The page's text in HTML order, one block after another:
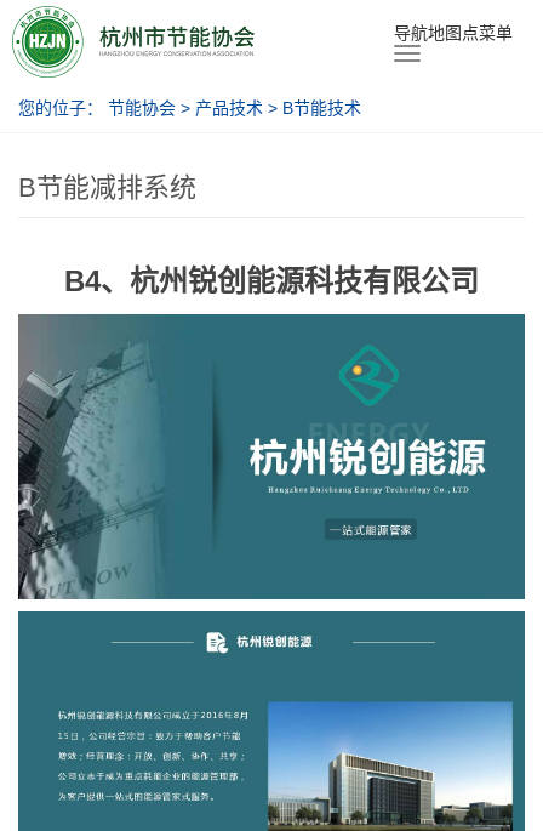
节能协会 导航地图点菜单
您的位子： 节能协会 > 产品技术 > B节能技术
B节能减排系统
B4、杭州锐创能源科技有限公司